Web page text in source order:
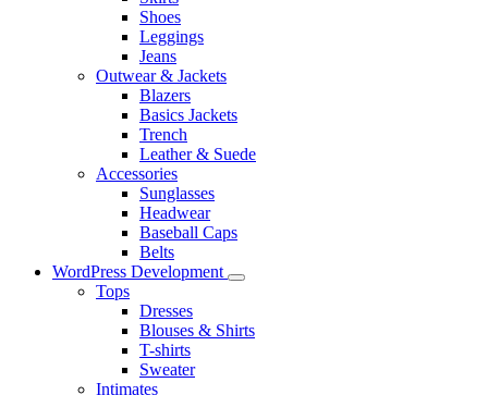
Shoes
Leggings
Jeans
Outwear & Jackets
Blazers
Basics Jackets
Trench
Leather & Suede
Accessories
Sunglasses
Headwear
Baseball Caps
Belts
WordPress Development
Tops
Dresses
Blouses & Shirts
T-shirts
Sweater
Intimates